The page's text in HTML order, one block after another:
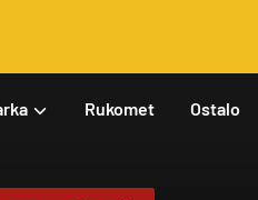
Rukomet Ostalo